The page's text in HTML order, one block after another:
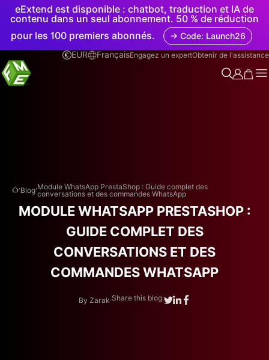
eExtend est disponible : chatbot, traduction et IA de
contenu dans un seul abonnement. 50 % de réduction
pour les 100 premiers abonnés.
→ Code: Launch26
EUR
FrançaisEngagez un expertObtenir de l'assistance
.Blog.Module WhatsApp PrestaShop : Guide complet des
conversations et des commandes WhatsApp
MODULE WHATSAPP PRESTASHOP :
GUIDE COMPLET DES
CONVERSATIONS ET DES
COMMANDES WHATSAPP
By Zarak.Share this blog: